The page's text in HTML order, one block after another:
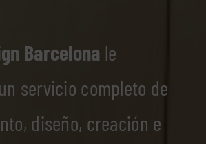
Barcelona le
servicio completo de
diseño, creación e